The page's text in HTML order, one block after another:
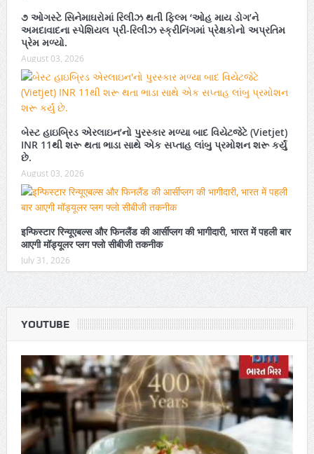
૭ ઓગસ્ટે સિનેમાઘરોમાં રિલીઝ થતી ફિલ્મ ‘ઓહ માય ડોગ’ને
અમદાવાદના સ્પેશિયલ પ્રી-રિલીઝ સ્ક્રીનિંગમાં પ્રેક્ષકોનો અપ્રતિમ
પ્રેમ મળ્યો.
August 03, 2026
બેસ્ટ હાઇબ્રિડ એરલાઇન’નો પુરસ્કાર મળ્યા બાદ વિયેટજેટે (Vietjet)
INR 11થી શરૂ થતા ભાડા સાથે એક સપ્તાહ લાંબુ પ્રમોશન શરૂ કર્યું
છે.
August 03, 2026
इन्फिस्टार रिन्यूएबल्स और फिनलैंड की आर्सीप्लग की भागीदारी, भारत में पहली बार
आएगी मॉड्यूलर प्लग फ्लो सीबीजी तकनीक
July 31, 2026
YOUTUBE